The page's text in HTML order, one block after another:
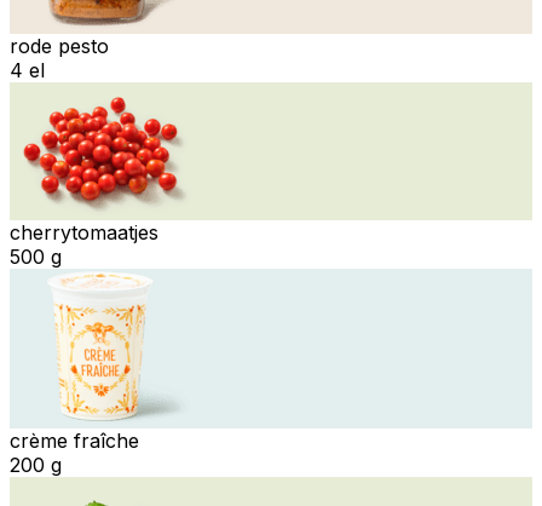
rode pesto
4 el
cherrytomaatjes
500 g
crème fraîche
200 g